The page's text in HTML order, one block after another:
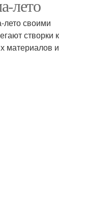
лето
лето своими
створки к
материалов и